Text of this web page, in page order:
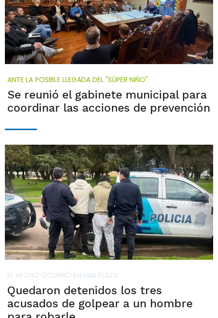
ANTE LA POSIBLE LLEGADA DEL "SÚPER NIÑO"
Se reunió el gabinete municipal para
coordinar las acciones de prevención
EL HECHO OCURRIÓ EN UNA PLAZA
Quedaron detenidos los tres
acusados de golpear a un hombre